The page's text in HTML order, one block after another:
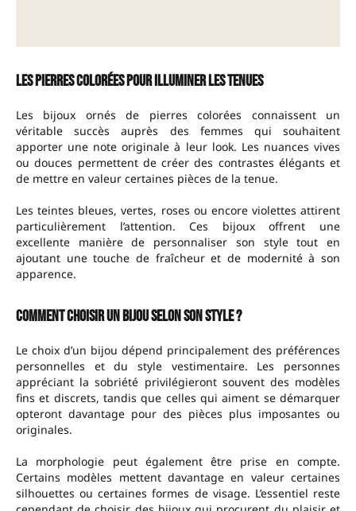
Les pierres colorées pour illuminer les tenues
Les bijoux ornés de pierres colorées connaissent un
véritable succès auprès des femmes qui souhaitent
apporter une note originale à leur look. Les nuances vives
ou douces permettent de créer des contrastes élégants et
de mettre en valeur certaines pièces de la tenue.
Les teintes bleues, vertes, roses ou encore violettes attirent
particulièrement l’attention. Ces bijoux offrent une
excellente manière de personnaliser son style tout en
ajoutant une touche de fraîcheur et de modernité à son
apparence.
Comment choisir un bijou selon son style ?
Le choix d’un bijou dépend principalement des préférences
personnelles et du style vestimentaire. Les personnes
appréciant la sobriété privilégieront souvent des modèles
fins et discrets, tandis que celles qui aiment se démarquer
opteront davantage pour des pièces plus imposantes ou
originales.
La morphologie peut également être prise en compte.
Certains modèles mettent davantage en valeur certaines
silhouettes ou certaines formes de visage. L’essentiel reste